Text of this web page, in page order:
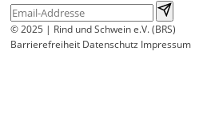
© 2025 | Rind und Schwein e.V. (BRS)
Barrierefreiheit Datenschutz Impressum